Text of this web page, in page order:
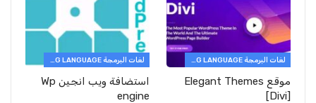
لغات البرمجة PROGRAMMING LANGUAGE
موقع Elegant Themes
[Divi]
لغات البرمجة PROGRAMMING LANGUAGE
استضافة ويب انجين Wp
engine